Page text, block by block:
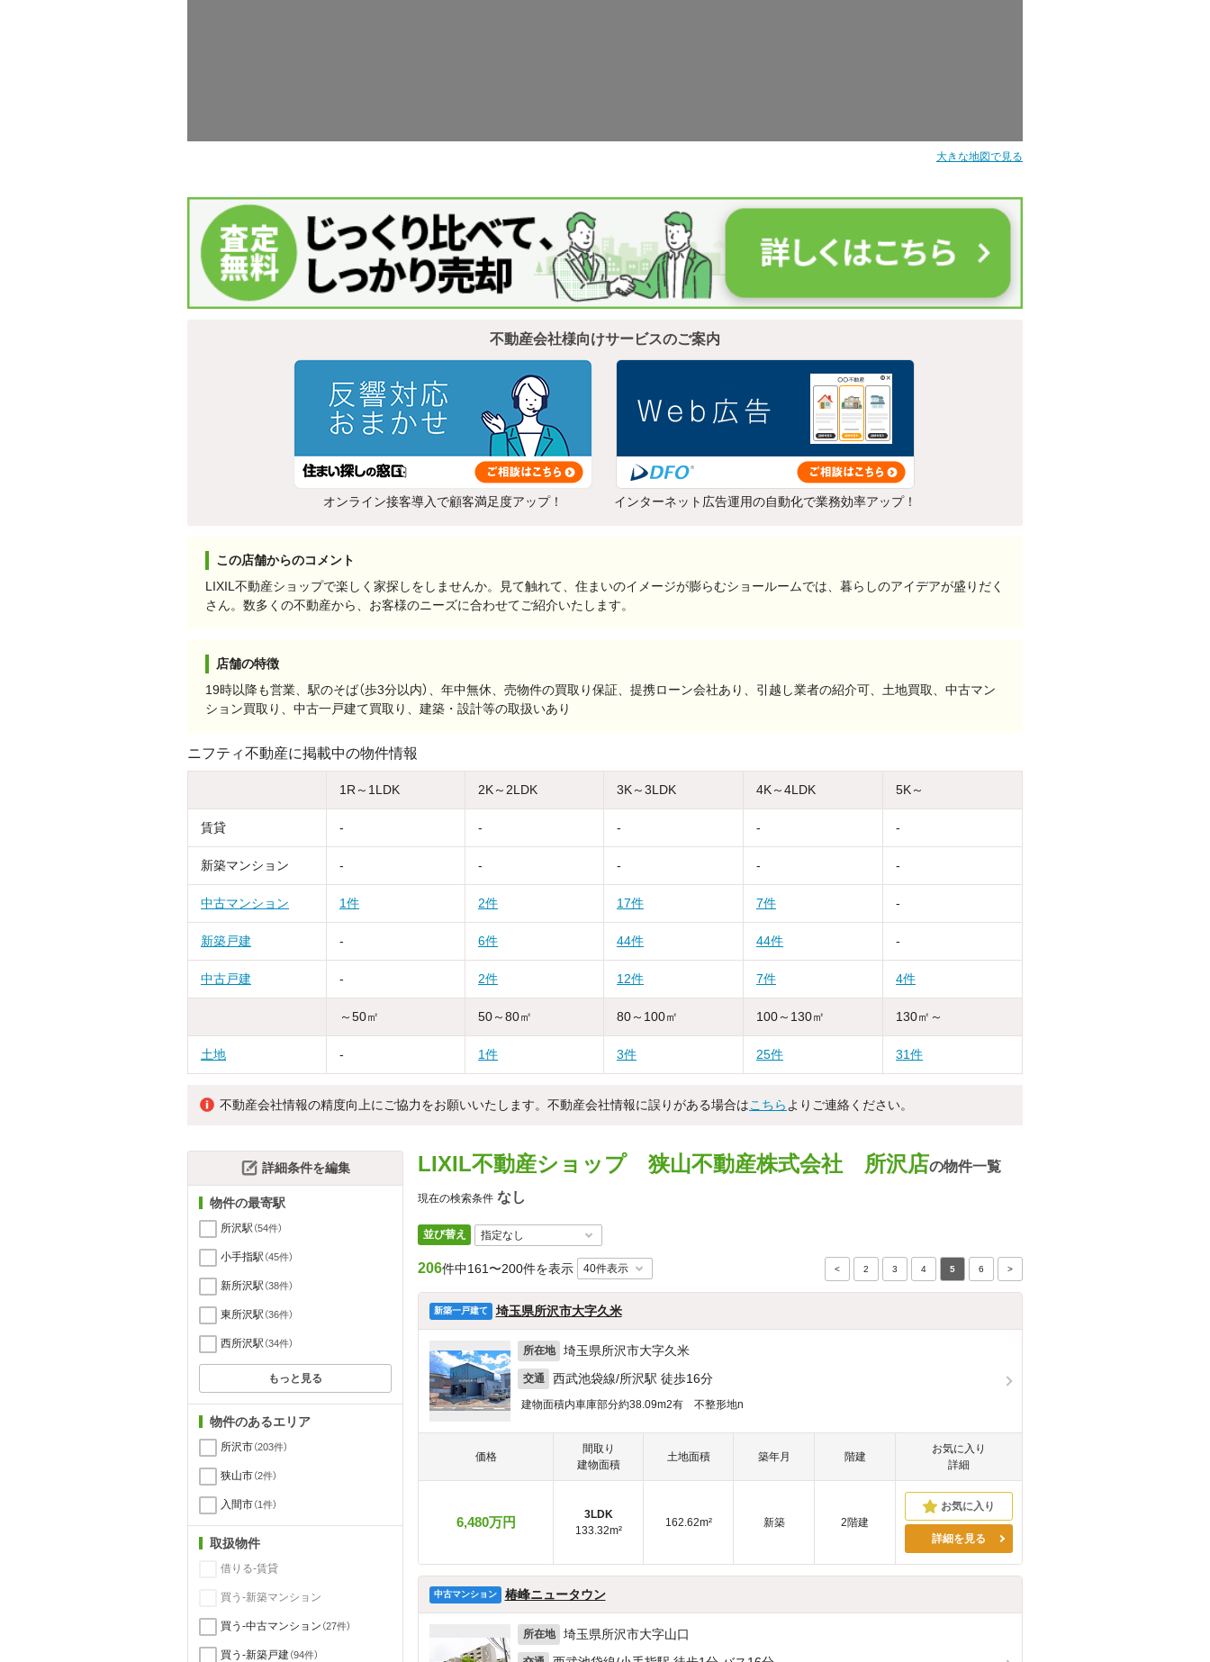
大きな地図で見る
不動産会社様向けサービスのご案内
オンライン接客導入で顧客満足度アップ！ インターネット広告運用の自動化で業務効率アップ！
この店舗からのコメント
LIXIL不動産ショップで楽しく家探しをしませんか。見て触れて、住まいのイメージが膨らむショールームでは、暮らしのアイデアが盛りだく
さん。数多くの不動産から、お客様のニーズに合わせてご紹介いたします。
店舗の特徴
19時以降も営業、駅のそば（歩3分以内）、年中無休、売物件の買取り保証、提携ローン会社あり、引越し業者の紹介可、土地買取、中古マン
ション買取り、中古一戸建て買取り、建築・設計等の取扱いあり
ニフティ不動産に掲載中の物件情報
1R～1LDK 2K～2LDK 3K～3LDK 4K～4LDK 5K～
賃貸 - - - - -
新築マンション - - - - -
中古マンション 1件 2件 17件 7件 -
新築戸建 - 6件 44件 44件 -
中古戸建 - 2件 12件 7件 4件
～50㎡ 50～80㎡ 80～100㎡ 100～130㎡ 130㎡～
土地 - 1件 3件 25件 31件
不動産会社情報の精度向上にご協力をお願いいたします。不動産会社情報に誤りがある場合はこちら よりご連絡ください。
LIXIL不動産ショップ 狭山不動産株式会社 所沢店の物件一覧
現在の検索条件 なし
並び替え
206件中161〜200件を表示 < 2 3 4 5 6 >
新築一戸建て 埼玉県所沢市大字久米
所在地 埼玉県所沢市大字久米
交通 西武池袋線/所沢駅 徒歩16分
建物面積内車庫部分約38.09m2有 不整形地n
価格
間取り
建物面積
土地面積 築年月 階建
お気に入り
詳細
6,480万円
3LDK
133.32m²
162.62m² 新築
2階建
詳細を見る
中古マンション 椿峰ニュータウン
所在地 埼玉県所沢市大字山口
詳細条件を編集
物件の最寄駅
所沢駅 （54件）
小手指駅 （45件）
新所沢駅 （38件）
東所沢駅 （36件）
西所沢駅 （34件）
もっと見る
物件のあるエリア
所沢市（203件）
狭山市（2件）
入間市（1件）
取扱物件
借りる-賃貸
買う-新築マンション
買う-中古マンション （27件）
買う-新築戸建（94件）